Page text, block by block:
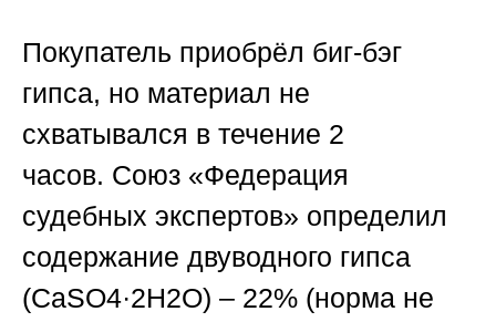
Покупатель приобрёл биг-бэг
гипса, но материал не
схватывался в течение 2
часов. Союз «Федерация
судебных экспертов» определил
содержание двуводного гипса
(CaSO4·2H2O) – 22% (норма не